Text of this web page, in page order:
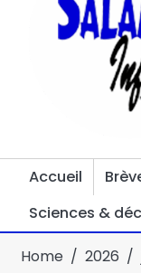
Accueil
Sciences &
Home 2026